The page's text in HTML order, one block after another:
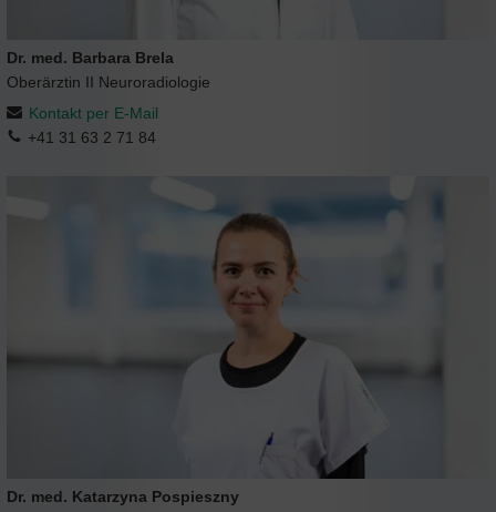
Dr. med. Barbara Brela
Oberärztin II Neuroradiologie
Kontakt per E-Mail
+41 31 63 2 71 84
Dr. med. Katarzyna Pospieszny